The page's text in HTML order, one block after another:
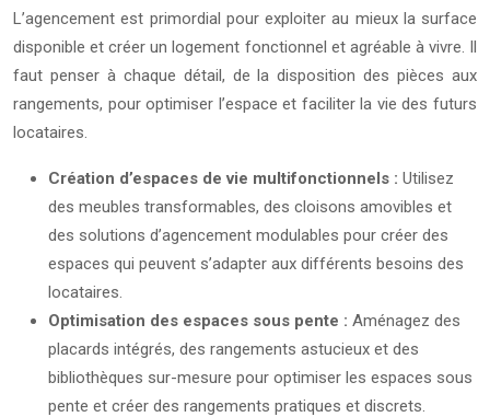
L’agencement est primordial pour exploiter au mieux la surface
disponible et créer un logement fonctionnel et agréable à vivre. Il
faut penser à chaque détail, de la disposition des pièces aux
rangements, pour optimiser l’espace et faciliter la vie des futurs
locataires.
Création d’espaces de vie multifonctionnels : Utilisez
des meubles transformables, des cloisons amovibles et
des solutions d’agencement modulables pour créer des
espaces qui peuvent s’adapter aux différents besoins des
locataires.
Optimisation des espaces sous pente : Aménagez des
placards intégrés, des rangements astucieux et des
bibliothèques sur-mesure pour optimiser les espaces sous
pente et créer des rangements pratiques et discrets.